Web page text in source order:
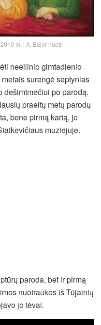
m. | A. Bajor nuotr.
neeilinio gimtadienio
surengė septynias
dešimtmečiui po parodą.
praeitų metų parodų
bene pirmą kartą, jo
muziejuje.
paroda, bet ir pirmą
nuotraukos iš Tūjainių
jo tėvai.